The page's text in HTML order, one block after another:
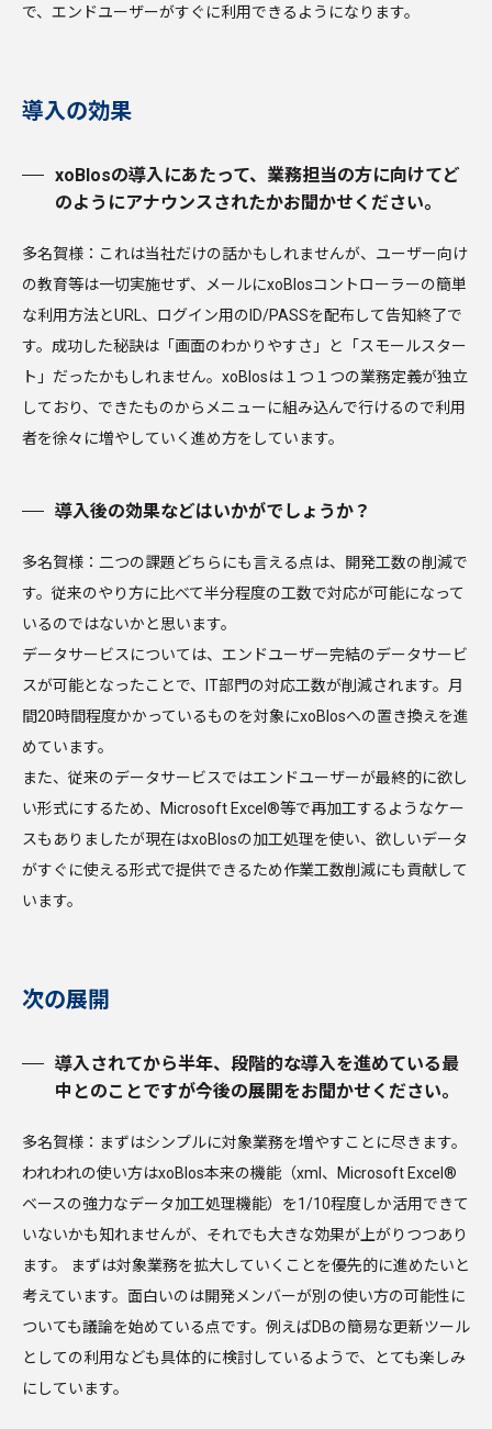
で、エンドユーザーがすぐに利用できるようになります。
導入の効果
xoBlosの導入にあたって、業務担当の方に向けてど
のようにアナウンスされたかお聞かせください。
多名賀様：これは当社だけの話かもしれませんが、ユーザー向け
の教育等は一切実施せず、メールにxoBlosコントローラーの簡単
な利用方法とURL、ログイン用のID/PASSを配布して告知終了で
す。成功した秘訣は「画面のわかりやすさ」と「スモールスター
ト」だったかもしれません。xoBlosは１つ１つの業務定義が独立
しており、できたものからメニューに組み込んで行けるので利用
者を徐々に増やしていく進め方をしています。
導入後の効果などはいかがでしょうか？
多名賀様：二つの課題どちらにも言える点は、開発工数の削減で
す。従来のやり方に比べて半分程度の工数で対応が可能になって
いるのではないかと思います。
データサービスについては、エンドユーザー完結のデータサービ
スが可能となったことで、IT部門の対応工数が削減されます。月
間20時間程度かかっているものを対象にxoBlosへの置き換えを進
めています。
また、従来のデータサービスではエンドユーザーが最終的に欲し
い形式にするため、Microsoft Excel®等で再加工するようなケー
スもありましたが現在はxoBlosの加工処理を使い、欲しいデータ
がすぐに使える形式で提供できるため作業工数削減にも貢献して
います。
次の展開
導入されてから半年、段階的な導入を進めている最
中とのことですが今後の展開をお聞かせください。
多名賀様：まずはシンプルに対象業務を増やすことに尽きます。
われわれの使い方はxoBlos本来の機能（xml、Microsoft Excel®
ベースの強力なデータ加工処理機能）を1/10程度しか活用できて
いないかも知れませんが、それでも大きな効果が上がりつつあり
ます。 まずは対象業務を拡大していくことを優先的に進めたいと
考えています。面白いのは開発メンバーが別の使い方の可能性に
ついても議論を始めている点です。例えばDBの簡易な更新ツール
としての利用なども具体的に検討しているようで、とても楽しみ
にしています。